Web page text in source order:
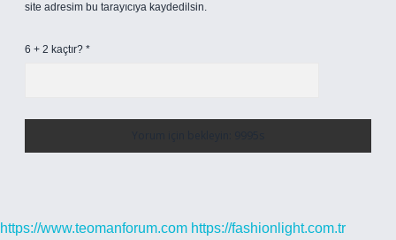
site adresim bu tarayıcıya kaydedilsin.
6 + 2 kaçtır? *
https://www.teomanforum.com https://fashionlight.com.tr